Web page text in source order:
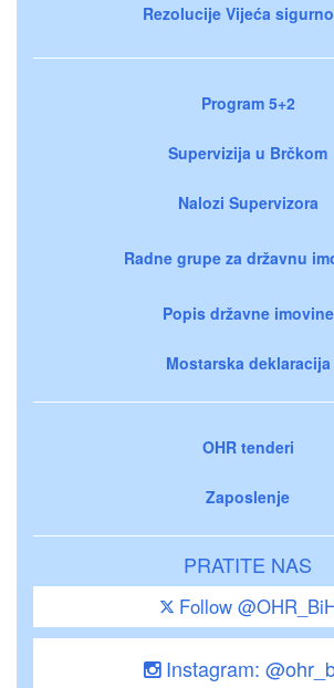
Rezolucije Vijeća
Program 5+2
Supervizija u Brčkom
Nalozi Supervizora
Radne grupe za državnu
Popis državne imovine
Mostarska deklaracija
OHR tenderi
Zaposlenje
PRATITE NAS
Follow
Instagram: